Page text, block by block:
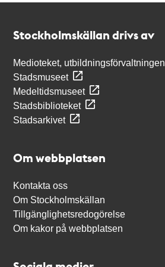
Stockholmskällan drivs av
Medioteket, utbildningsförvaltningen
Stadsmuseet
Medeltidsmuseet
Stadsbiblioteket
Stadsarkivet
Om webbplatsen
Kontakta oss
Om Stockholmskällan
Tillgänglighetsredogörelse
Om kakor på webbplatsen